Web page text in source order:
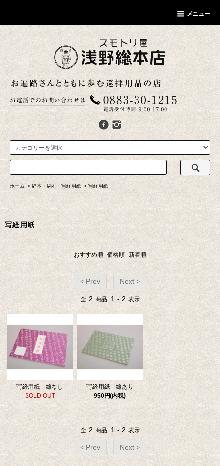
メニュー
ホーム >経本・納札・写経用紙 > 写経用紙
写経用紙
おすすめ順 価格順 新着順
< Prev Next >
全 2 商品 1 - 2 表示
写経用紙 線なし
SOLD OUT
写経用紙 線あり
950円(内税)
全 2 商品 1 - 2 表示
< Prev Next >